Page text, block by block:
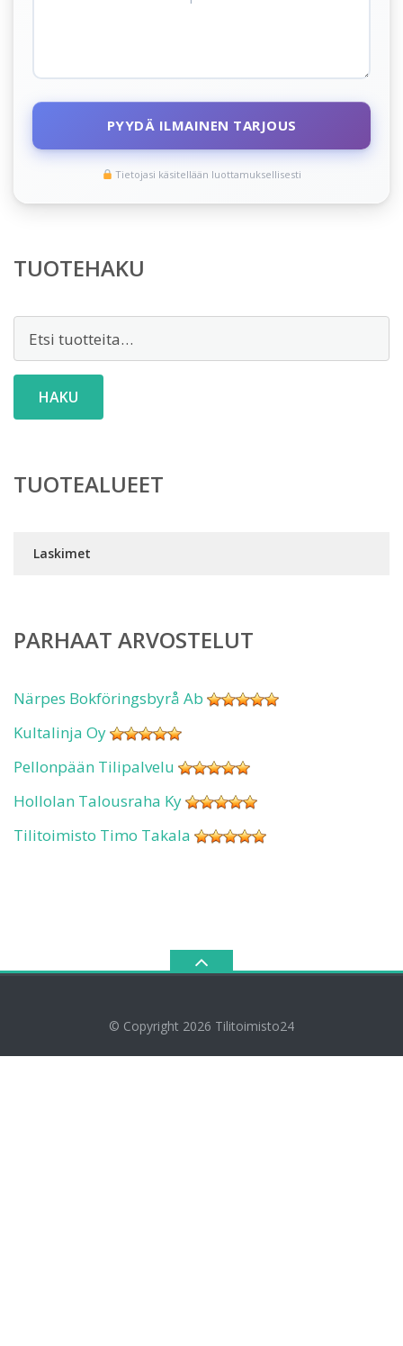
PYYDÄ ILMAINEN TARJOUS
Tietojasi käsitellään luottamuksellisesti
TUOTEHAKU
HAKU
TUOTEALUEET
Laskimet
PARHAAT ARVOSTELUT
Närpes Bokföringsbyrå Ab
Kultalinja Oy
Pellonpään Tilipalvelu
Hollolan Talousraha Ky
Tilitoimisto Timo Takala
© Copyright 2026 Tilitoimisto24